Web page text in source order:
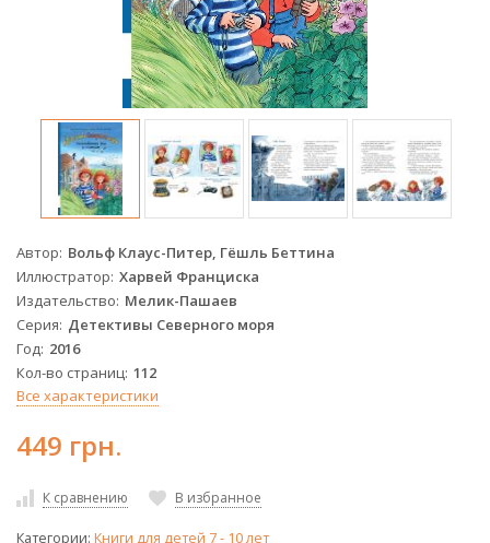
Автор Вольф Клаус-Питер, Гёшль Беттина
Иллюстратор Харвей Франциска
Издательство Мелик-Пашаев
Серия Детективы Северного моря
Год 2016
Кол-во страниц 112
Все характеристики
449 грн.
К сравнению В избранное
Категории: Книги для детей 7 - 10 лет